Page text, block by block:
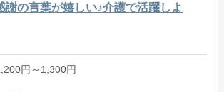
の言葉が嬉しい♪介護で活躍しよ
円～1,300円